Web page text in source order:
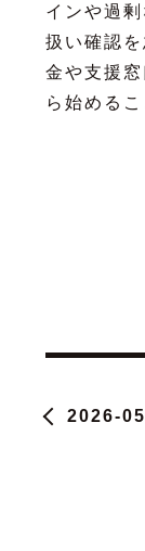
インや過
扱い確認
金や支援
ら始める
2026-